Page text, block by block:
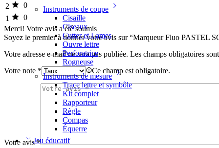
Instruments de coupe
Cisaille
Ciseaux
Cutter et Lames
Ouvre lettre
Perforatrice
Rogneuse
Instruments de mesure
Trace lettre et symbôle
Kit complet
Rapporteur
Règle
Compas
Équerre
Jeu éducatif
2
0
1
0
Merci! Votre avis a été soumis
Soyez le premier à donner votre avis sur “Marqueur Fluo PASTEL
Votre adresse e-mail ne sera pas publiée. Les champs obligatoires
Votre note * Ce champ est obligatoire.
Votre avis*